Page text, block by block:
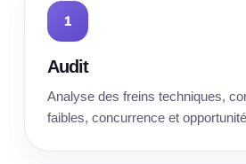
1
Audit
Analyse des freins techniques,
faibles, concurrence et